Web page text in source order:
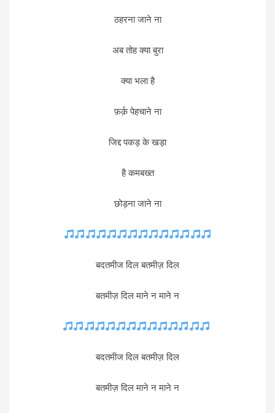
ठहरना जाने ना
अब तोह क्या बुरा
क्या भला है
फ़र्क़ पेहचाने ना
जिद्द पकड़ के खड़ा
है कमबख्त
छोड़ना जाने ना
बदतमीज दिल बतमीज़ दिल
बतमीज़ दिल माने न माने न
बदतमीज दिल बतमीज़ दिल
बतमीज़ दिल माने न माने न